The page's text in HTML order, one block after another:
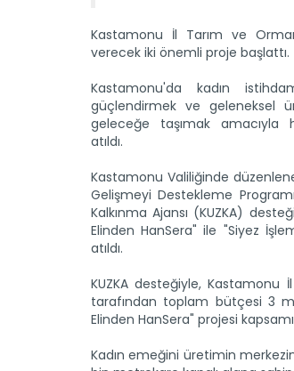
Kastamonu İl Tarım ve
verecek iki önemli proje başlattı.
Kastamonu'da kadın
güçlendirmek ve geleneksel
geleceğe taşımak amacıyla
atıldı.
Kastamonu Valiliğinde
Gelişmeyi Destekleme
Kalkınma Ajansı (KUZKA)
Elinden HanSera" ile "Siyez
atıldı.
KUZKA desteğiyle, Kastamonu
tarafından toplam bütçesi 3
Elinden HanSera" projesi
Kadın emeğini üretimin